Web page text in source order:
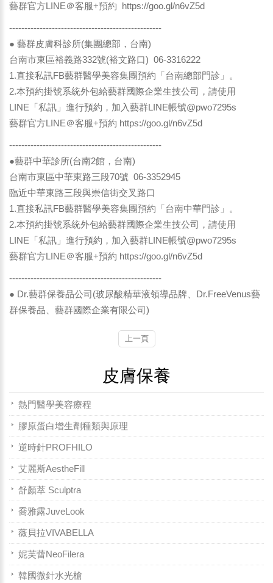
藝群官方LINE＠客服+預約 https://goo.gl/n6vZ5d
--------------------------------------------------
● 藝群皮膚科診所(集團總部，台南)
台南市東區裕義路332號(裕文路口) 06-3316222
1.直接私訊FB藝群醫學美容集團預約「台南總部門診」。
2.本預約掛號系統外包給藝群國際企業生技公司，請使用
LINE「私訊」進行預約，加入藝群LINE帳號@pwo7295s
藝群官方LINE＠客服+預約 https://goo.gl/n6vZ5d
--------------------------------------------------
●藝群中華診所(台南2館，台南)
台南市東區中華東路三段70號 06-3352945
臨近中華東路三段與崇信街交叉路口
1.直接私訊FB藝群醫學美容集團預約「台南中華門診」。
2.本預約掛號系統外包給藝群國際企業生技公司，請使用
LINE「私訊」進行預約，加入藝群LINE帳號@pwo7295s
藝群官方LINE＠客服+預約 https://goo.gl/n6vZ5d
--------------------------------------------------
● Dr.藝群保養品公司(玻尿酸精華液領導品牌、Dr.FreeVenus藝
群保養品、藝群國際企業有限公司)
上一頁
皮膚保養
熱門醫學美容療程
膠原蛋白增生劑種類與原理
逆時針PROFHILO
艾麗斯AestheFill
舒顏萃 Sculptra
喬雅露JuveLook
薇貝拉VIVABELLA
妮芙蕾NeoFilera
韓國微針水光槍